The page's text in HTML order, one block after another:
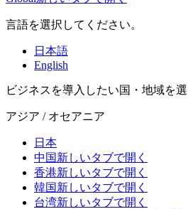
言語を選択してください。
日本語
English
ビジネスを導入したい国・地域を選
アジア / オセアニア
日本
中国新しいタブで開く
香港新しいタブで開く
韓国新しいタブで開く
台湾新しいタブで開く